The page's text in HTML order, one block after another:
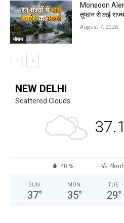
मौसम
Monsoon
तूफान से कई
August 7, 2026
NEW DELHI
Scattered Clouds
37.1
40 % 4kmh
SUN
37°
MON
35°
TUE
29°